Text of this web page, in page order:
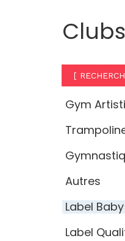
[
Gym
Autres
Label
Label